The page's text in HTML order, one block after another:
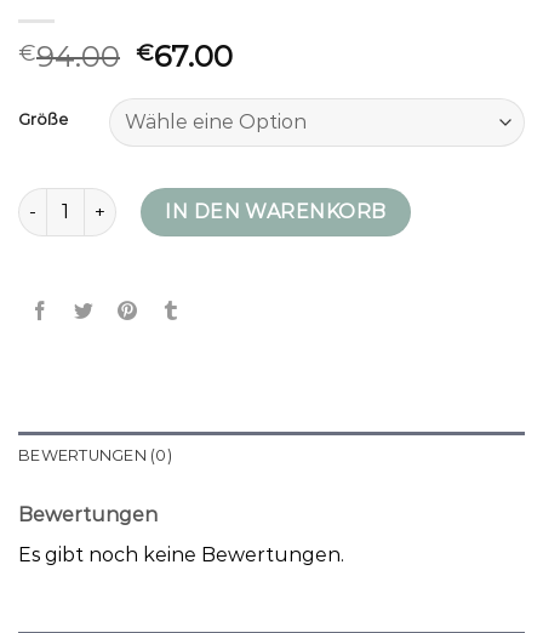
€94.00 €67.00
Größe
daunenjacke damen rot Menge
IN DEN WARENKORB
BEWERTUNGEN (0)
Bewertungen
Es gibt noch keine Bewertungen.